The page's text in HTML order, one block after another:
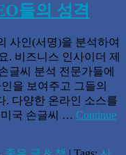
들의 성격
사인(서명)을 분석하여
. 비즈니스 인사이더 제
글씨 분석 전문가들에
을 보여주고 그들의
. 다양한 온라인 소스를
미국 손글씨 … Continue